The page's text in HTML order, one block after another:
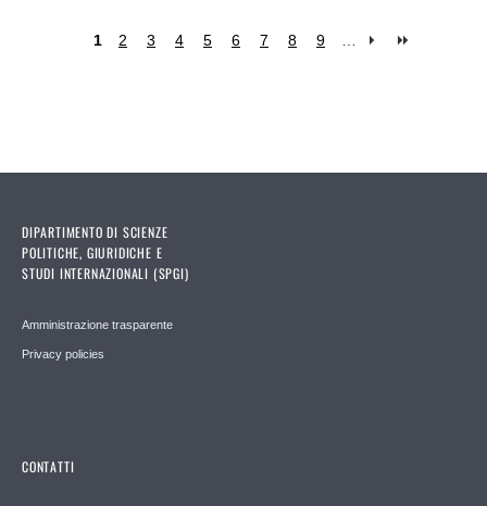
1 2 3 4 5 6 7 8 9
DIPARTIMENTO DI SCIENZE
POLITICHE, GIURIDICHE E
STUDI INTERNAZIONALI (SPGI)
Amministrazione trasparente
Privacy policies
CONTATTI